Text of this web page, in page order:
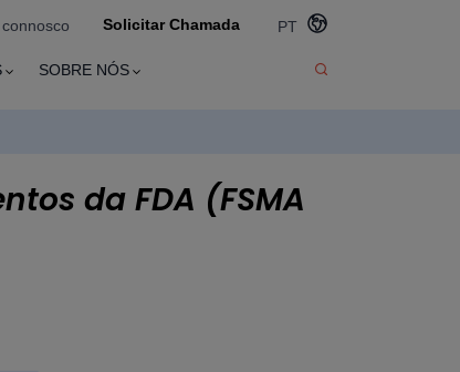
Solicitar Chamada PT
SOBRE NÓS
da FDA (FSMA